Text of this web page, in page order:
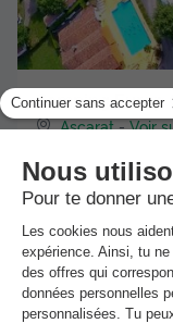
Camping Europ
Ascarat -Voir
Avis
Wifi payant
MOBILHOME 6